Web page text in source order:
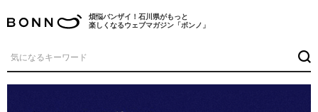
煩悩バンザイ！石川県がもっと
楽しくなるウェブマガジン「ボンノ」